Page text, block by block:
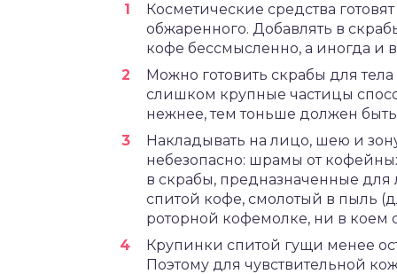
Косметические средства
обжаренного. Добавлять в
кофе бессмысленно, а иногда и
Можно готовить скрабы для
слишком крупные частицы
нежнее, тем тоньше должен
Накладывать на лицо, шею и
небезопасно: шрамы от
в скрабы, предназначенные
спитой кофе, смолотый в пыль
роторной кофемолке, ни в коем
Крупинки спитой гущи менее
Поэтому для чувствительной